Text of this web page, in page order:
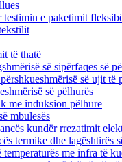
testimin e paketimit
të thatë
së sipërfaqes së
së ujit të
së pëlhurës
me induksion pëlhure
mbulesës
kundër rrezatimit
termike dhe lagështirës
temperaturës me infra të